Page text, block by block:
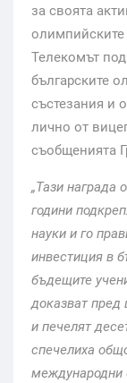
за своята
олимпийските
Телекомът
българските
състезания и
лично от
съобщенията
„Тази награда
години
науки и го
инвестиция в
бъдещите
доказват пред
и печелят
спечелиха
международни